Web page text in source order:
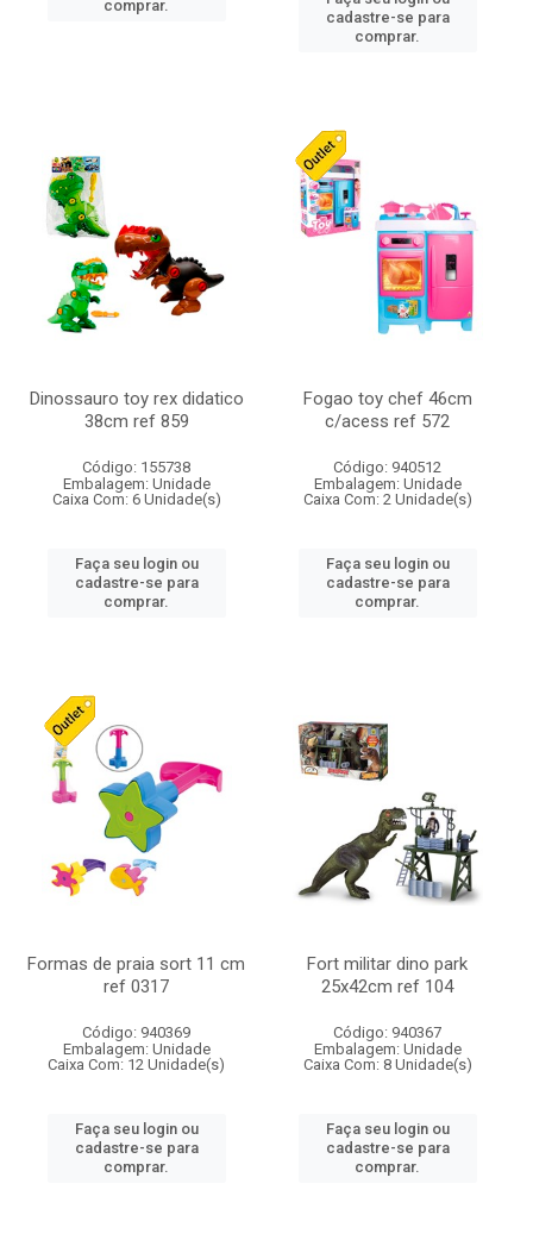
comprar.
cadastre-se para
comprar.
Dinossauro toy rex didatico
38cm ref 859
Código: 155738
Embalagem: Unidade
Caixa Com: 6 Unidade(s)
Faça seu login ou
cadastre-se para
comprar.
Fogao toy chef 46cm
c/acess ref 572
Código: 940512
Embalagem: Unidade
Caixa Com: 2 Unidade(s)
Faça seu login ou
cadastre-se para
comprar.
Formas de praia sort 11 cm
ref 0317
Código: 940369
Embalagem: Unidade
Caixa Com: 12 Unidade(s)
Faça seu login ou
cadastre-se para
comprar.
Fort militar dino park
25x42cm ref 104
Código: 940367
Embalagem: Unidade
Caixa Com: 8 Unidade(s)
Faça seu login ou
cadastre-se para
comprar.